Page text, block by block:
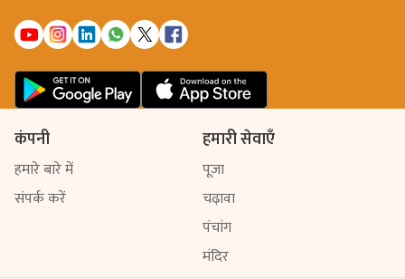
कंपनी
हमारे बारे में
संपर्क करें
हमारी सेवाएँ
पूजा
चढ़ावा
पंचांग
मंदिर